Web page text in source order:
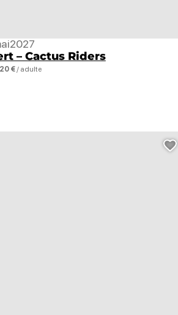
– Cactus Riders
€ / adulte
2027
page au carnet de voyage ?
Saults, © Saults